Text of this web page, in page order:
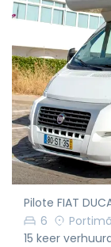
Pilote FIAT
6
15 keer